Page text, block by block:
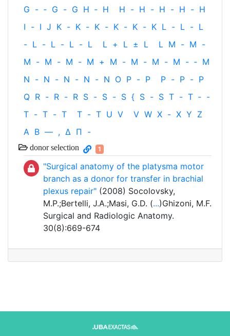
G - ‐ G - G H ‐ H H - H - H - H - H
I - I J K - K - K - K - K - K L - L - L
- L - L - L - L L + L ± L L M - M -
M - M - M - M + M - M - M - M - ‐ M
N - N - N - N - N O P - P P - P - P
Q R - R - R S - S - S { S - S T - T ‐ -
T - T - T T - T U V V W X - X Y Z
Α Β — , Δ Π -
donor selection 1
"Surgical anatomy of the platysma motor
branch as a donor for transfer in brachial
plexus repair" (2008) Socolovsky,
M.P.;Bertelli, J.A.;Masi, G.D. (...)Ghizoni, M.F.
Surgical and Radiologic Anatomy.
30(8):669-674